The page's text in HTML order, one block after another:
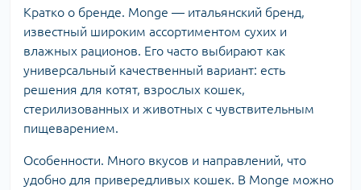
Кратко о бренде. Monge — итальянский бренд,
известный широким ассортиментом сухих и
влажных рационов. Его часто выбирают как
универсальный качественный вариант: есть
решения для котят, взрослых кошек,
стерилизованных и животных с чувствительным
пищеварением.
Особенности. Много вкусов и направлений, что
удобно для привередливых кошек. В Monge можно